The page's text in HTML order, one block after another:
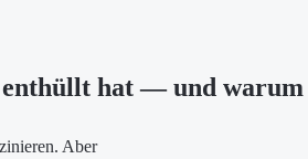
hat — und
Aber